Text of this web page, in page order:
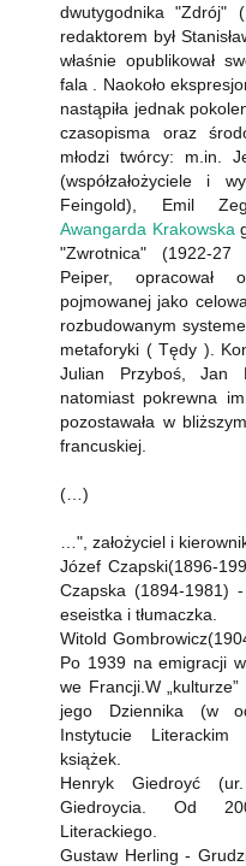
dwutygodnika "Zdrój"
redaktorem był
właśnie opublikował
fala . Naokoło
nastąpiła jednak
czasopisma oraz
młodzi twórcy: m.in.
(współzałożyciele i
Feingold), Emil
Awangarda Krakowska
"Zwrotnica" (1922-
Peiper, opracował
pojmowanej jako
rozbudowanym
metaforyki ( Tędy ).
Julian Przyboś, Jan
natomiast pokrewna
pozostawała w
francuskiej.
(…)
…", założyciel i
Józef Czapski(1896-
Czapska (1894-1981)
eseistka i tłumaczka.
Witold
Po 1939 na emigracji
we Francji.W
jego Dziennika (w
Instytucie Literackim
książek.
Henryk Giedroyć
Giedroycia. Od
Literackiego.
Gustaw Herling -